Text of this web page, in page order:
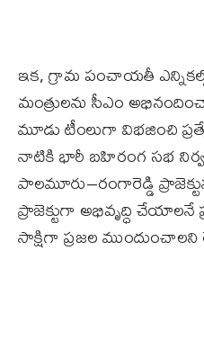
ఇక, గ్రామ పంచాయతీ
మంత్రులను సీఎం
మూడు టీంలుగా విభజించి
నాటికి భారీ బహిరంగ సభ
పాలమూరు–రంగారెడ్డి
ప్రాజెక్టుగా అభివృద్ధి చేయాలనే
సాక్షిగా ప్రజల ముందుంచాలని